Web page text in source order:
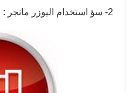
2- سؤ استخدام اليوزر مانجر :